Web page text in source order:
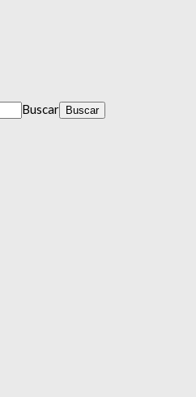
Buscar